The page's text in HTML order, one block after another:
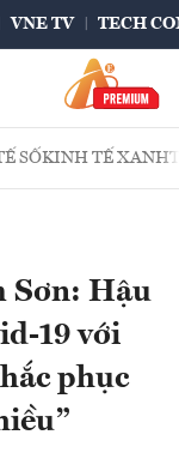
VNE TV TECH
SỐKINH TẾ XANH
Sơn: Hậu
19 với
phục